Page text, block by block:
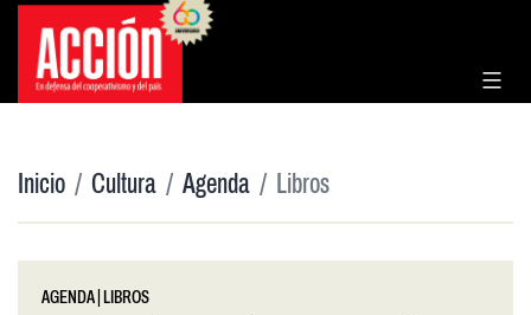
Saltar
contenido
Inicio Cultura Agenda Libros
AGENDA LIBROS